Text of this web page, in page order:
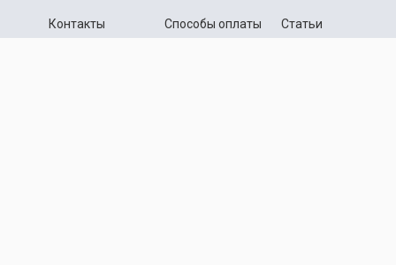
Контакты Способы оплаты Статьи